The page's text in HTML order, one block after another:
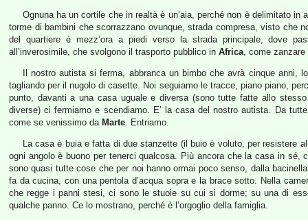
Ognuna ha un cortile che in realtà è un’aia, perché non è delimitato
torme di bambini che scorrazzano ovunque, strada compresa, visto che
del quartiere è mezz’ora a piedi verso la strada principale, dove
all’inverosimile, che svolgono il trasporto pubblico in Africa, come zanzare
Il nostro autista si ferma, abbranca un bimbo che avrà cinque anni,
tagliando per il nugolo di casette. Noi seguiamo le tracce, piano piano,
punto, davanti a una casa uguale e diversa (sono tutte fatte allo
diverse) ci fermiamo e scendiamo. E’ la casa del nostro autista. Da
come se venissimo da Marte. Entriamo.
La casa è buia e fatta di due stanzette (il buio è voluto, per resistere
ogni angolo è buono per tenerci qualcosa. Più ancora che la casa in
sono quasi tutte cose che per noi hanno ormai poco senso, dalla
fa da cucina, con una pentola d’acqua sopra e la brace sotto. Nella
che regge i panni stesi, ci sono le stuoie su cui si dorme; su una di
qualche panno. Ce lo mostrano, perché è l’orgoglio della famiglia.